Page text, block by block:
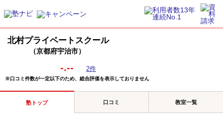
北村プライベートスクール
（京都府宇治市）
-.-- 2件
※口コミ件数が一定以下のため、総合評価を表示しておりません
塾トップ 口コミ 教室一覧